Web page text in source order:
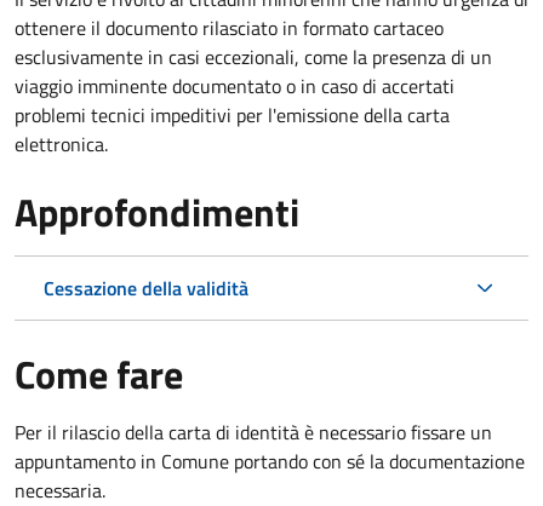
ottenere il documento rilasciato in formato cartaceo
esclusivamente in casi eccezionali, come la presenza di un
viaggio imminente documentato o in caso di accertati
problemi tecnici impeditivi per l'emissione della carta
elettronica.
Approfondimenti
Cessazione della validità
Come fare
Per il rilascio della carta di identità è necessario fissare un
appuntamento in Comune portando con sé la documentazione
necessaria.